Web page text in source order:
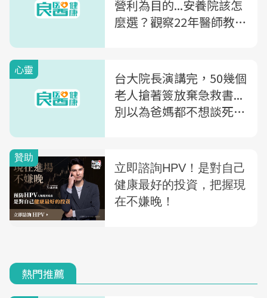
營利為目的...安養院該怎
麼選？觀察22年醫師教你
心靈
台大院長演講完，50幾個
老人搶著簽放棄急救書...
別以為爸媽都不想談死
熱門推薦